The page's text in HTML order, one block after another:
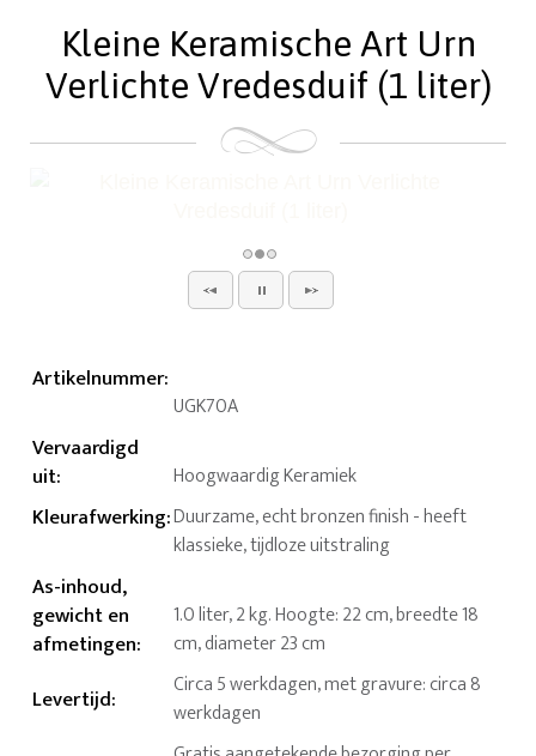
Kleine Keramische Art Urn
Verlichte Vredesduif (1 liter)
Artikelnummer:
UGK70A
Vervaardigd
uit: Hoogwaardig Keramiek
Kleurafwerking:Duurzame, echt bronzen finish - heeft
klassieke, tijdloze uitstraling
As-inhoud,
gewicht en
afmetingen:
1.0 liter, 2 kg. Hoogte: 22 cm, breedte 18
cm, diameter 23 cm
Levertijd:
Circa 5 werkdagen, met gravure: circa 8
werkdagen